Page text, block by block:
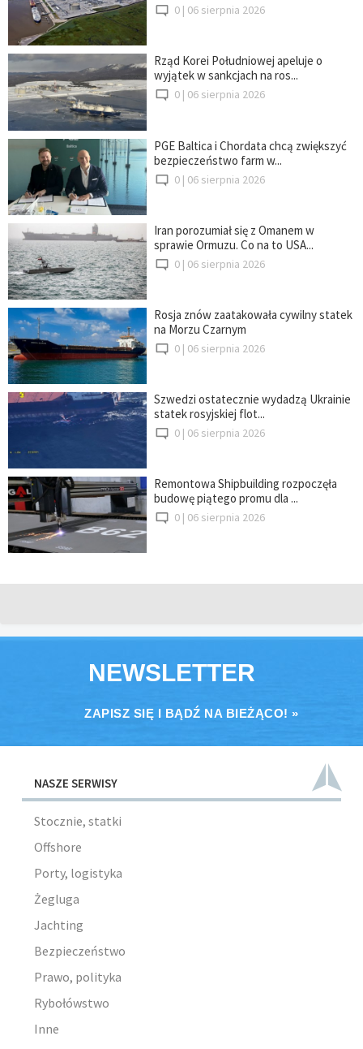
0 | 06 sierpnia 2026
Rząd Korei Południowej apeluje o
wyjątek w sankcjach na ros...
0 | 06 sierpnia 2026
PGE Baltica i Chordata chcą zwiększyć
bezpieczeństwo farm w...
0 | 06 sierpnia 2026
Iran porozumiał się z Omanem w
sprawie Ormuzu. Co na to USA...
0 | 06 sierpnia 2026
Rosja znów zaatakowała cywilny statek
na Morzu Czarnym
0 | 06 sierpnia 2026
Szwedzi ostatecznie wydadzą Ukrainie
statek rosyjskiej flot...
0 | 06 sierpnia 2026
Remontowa Shipbuilding rozpoczęła
budowę piątego promu dla ...
0 | 06 sierpnia 2026
NEWSLETTER
ZAPISZ SIĘ I BĄDŹ NA BIEŻĄCO! »
NASZE SERWISY
Stocznie, statki
Offshore
Porty, logistyka
Żegluga
Jachting
Bezpieczeństwo
Prawo, polityka
Rybołówstwo
Inne